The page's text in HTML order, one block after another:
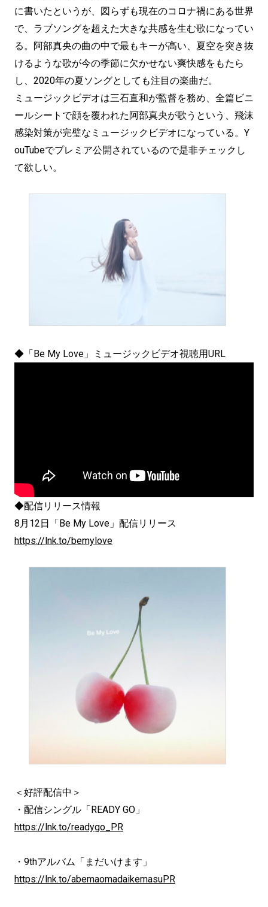
に書いたというが、図らずも現在のコロナ禍にある世界
で、ラブソングを超えた大きな共感を生む歌になってい
る。阿部真央の曲の中で最もキーが高い、夏空を突き抜
けるような歌が今の季節に欠かせない爽快感をもたら
し、2020年の夏ソングとしても注目の楽曲だ。
ミュージックビデオは三石直和が監督を務め、全篇ビニ
ールシートで顔を覆われた阿部真央が歌うという、飛沫
感染対策が完璧なミュージックビデオになっている。Y
ouTubeでプレミア公開されているので是非チェックし
て欲しい。
◆「Be My Love」ミュージックビデオ視聴用URL
◆配信リリース情報
8月12日「Be My Love」配信リリース
https://lnk.to/bemylove
＜好評配信中＞
・配信シングル「READY GO」
https://lnk.to/readygo_PR
・9thアルバム「まだいけます」
https://lnk.to/abemaomadaikemasuPR